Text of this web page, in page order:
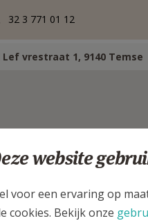
32 3 771 01 12
Lef vrestraat 1, 9140 Temse
website
voor een ervaring op
cookies. Bekijk onze